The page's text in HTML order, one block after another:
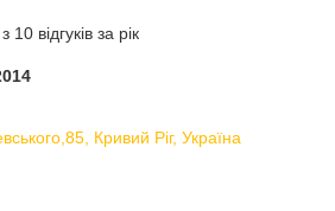
відгуків за рік
Кривий Ріг, Україна